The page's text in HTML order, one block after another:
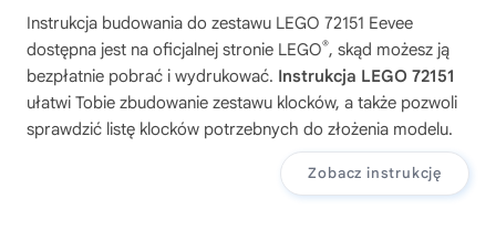
Instrukcja budowania do zestawu LEGO 72151 Eevee
dostępna jest na oficjalnej stronie LEGO®, skąd możesz ją
bezpłatnie pobrać i wydrukować. Instrukcja LEGO 72151
ułatwi Tobie zbudowanie zestawu klocków, a także pozwoli
sprawdzić listę klocków potrzebnych do złożenia modelu.
Zobacz instrukcję